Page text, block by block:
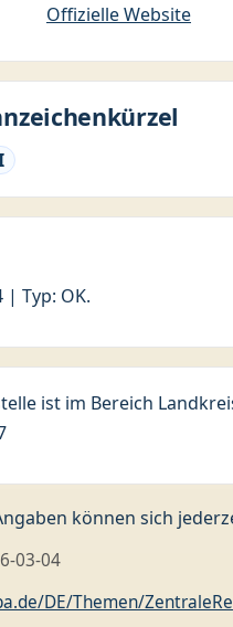
Offizielle Website
| Typ: OK.
ist im Bereich
können sich
03-04
DE/Themen/